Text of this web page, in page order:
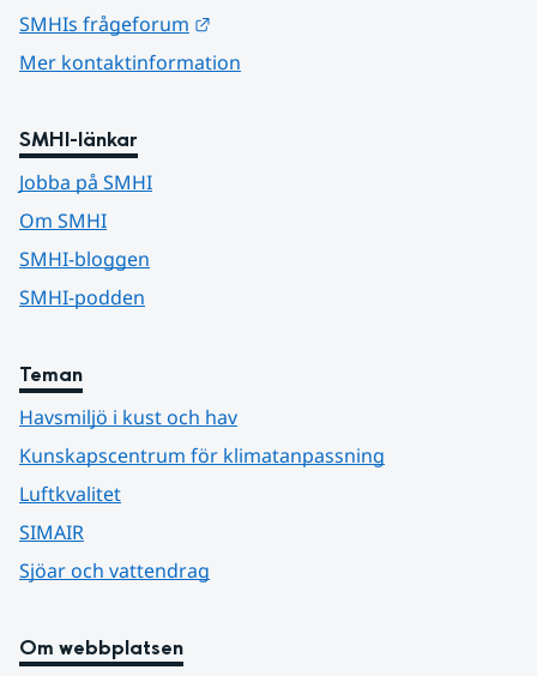
SMHIs frågeforum
Mer kontaktinformation
SMHI-länkar
Jobba på SMHI
Om SMHI
SMHI-bloggen
SMHI-podden
Teman
Havsmiljö i kust och hav
Kunskapscentrum för klimatanpassning
Luftkvalitet
SIMAIR
Sjöar och vattendrag
Om webbplatsen